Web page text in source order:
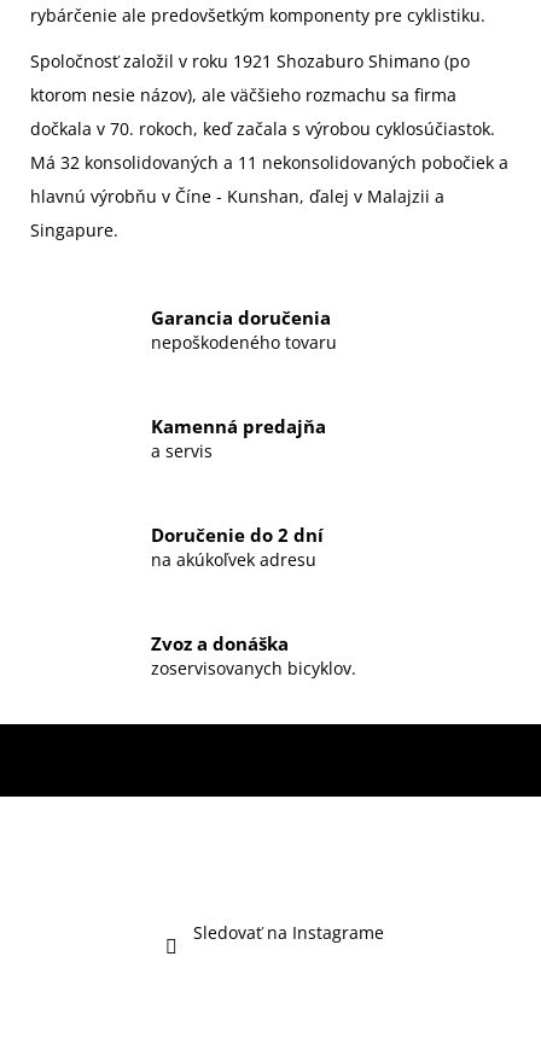
rybárčenie ale predovšetkým komponenty pre cyklistiku.
Spoločnosť založil v roku 1921 Shozaburo Shimano (po
ktorom nesie názov), ale väčšieho rozmachu sa firma
dočkala v 70. rokoch, keď začala s výrobou cyklosúčiastok.
Má 32 konsolidovaných a 11 nekonsolidovaných pobočiek a
hlavnú výrobňu v Číne - Kunshan, ďalej v Malajzii a
Singapure.
Garancia doručenia
nepoškodeného tovaru
Kamenná predajňa
a servis
Doručenie do 2 dní
na akúkoľvek adresu
Zvoz a donáška
zoservisovanych bicyklov.
Sledovať na Instagrame